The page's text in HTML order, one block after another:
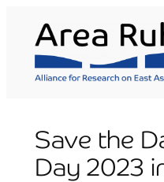
content
Save the
Day 2023